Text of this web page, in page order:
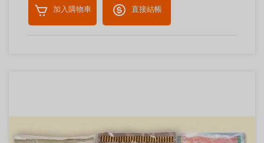
加入購物車 直接結帳